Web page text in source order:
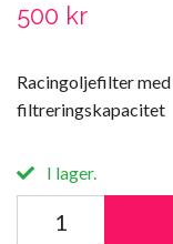
500 kr
Racingoljefilter
filtreringskapacitet
I lager.